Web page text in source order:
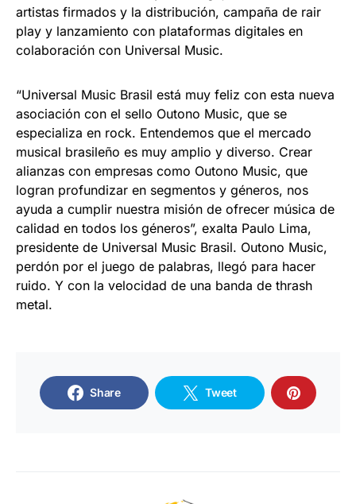
artistas firmados y la distribución, campaña de rair
play y lanzamiento con plataformas digitales en
colaboración con Universal Music.
“Universal Music Brasil está muy feliz con esta nueva
asociación con el sello Outono Music, que se
especializa en rock. Entendemos que el mercado
musical brasileño es muy amplio y diverso. Crear
alianzas con empresas como Outono Music, que
logran profundizar en segmentos y géneros, nos
ayuda a cumplir nuestra misión de ofrecer música de
calidad en todos los géneros”, exalta Paulo Lima,
presidente de Universal Music Brasil. Outono Music,
perdón por el juego de palabras, llegó para hacer
ruido. Y con la velocidad de una banda de thrash
metal.
Share Tweet